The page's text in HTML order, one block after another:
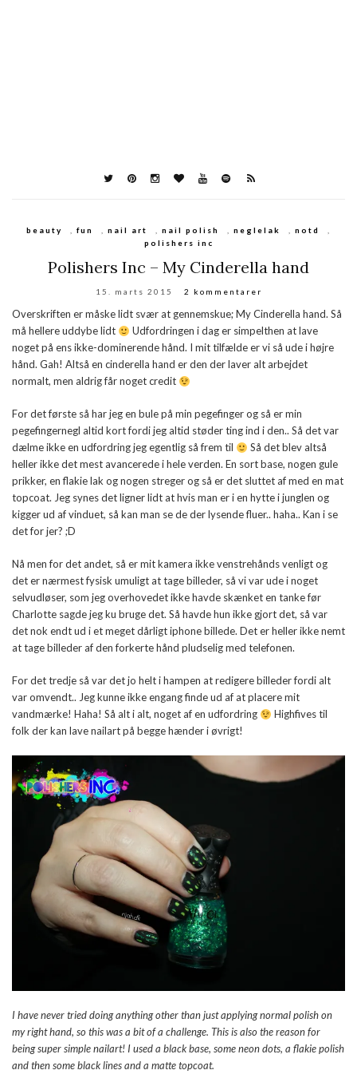
beauty , fun , nail art , nail polish , neglelak , notd
,
polishers inc
Polishers Inc – My Cinderella hand
15. marts 2015 2 kommentarer
Overskriften er måske lidt svær at gennemskue; My Cinderella hand. Så
må hellere uddybe lidt
Udfordringen i dag er simpelthen at lave
noget på ens ikke-dominerende hånd. I mit tilfælde er vi så ude i højre
hånd. Gah! Altså en cinderella hand er den der laver alt arbejdet
normalt, men aldrig får noget credit
For det første så har jeg en bule på min pegefinger og så er min
pegefingernegl altid kort fordi jeg altid støder ting ind i den.. Så det var
dælme ikke en udfordring jeg egentlig så frem til
Så det blev altså
heller ikke det mest avancerede i hele verden. En sort base, nogen gule
prikker, en flakie lak og nogen streger og så er det sluttet af med en mat
topcoat. Jeg synes det ligner lidt at hvis man er i en hytte i junglen og
kigger ud af vinduet, så kan man se de der lysende fluer.. haha.. Kan i se
det for jer? ;D
Nå men for det andet, så er mit kamera ikke venstrehånds venligt og
det er nærmest fysisk umuligt at tage billeder, så vi var ude i noget
selvudløser, som jeg overhovedet ikke havde skænket en tanke før
Charlotte sagde jeg ku bruge det. Så havde hun ikke gjort det, så var
det nok endt ud i et meget dårligt iphone billede. Det er heller ikke nemt
at tage billeder af den forkerte hånd pludselig med telefonen.
For det tredje så var det jo helt i hampen at redigere billeder fordi alt
var omvendt.. Jeg kunne ikke engang finde ud af at placere mit
vandmærke! Haha! Så alt i alt, noget af en udfordring
Highfives til
folk der kan lave nailart på begge hænder i øvrigt!
I have never tried doing anything other than just applying normal polish on
my right hand, so this was a bit of a challenge. This is also the reason for
being super simple nailart! I used a black base, some neon dots, a flakie polish
and then some black lines and a matte topcoat.